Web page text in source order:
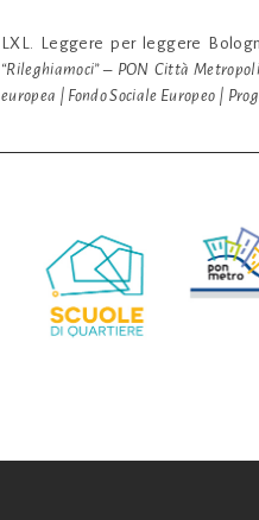
LXL. Leggere per leggere
“Rileghiamoci” – PON Città
europea | Fondo Sociale Europeo |